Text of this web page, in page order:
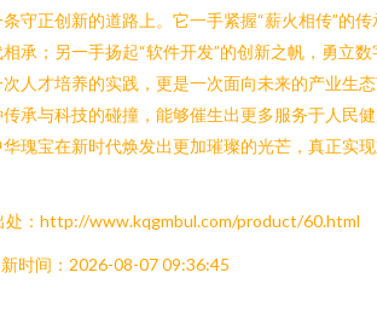
守正创新的道路上。它一手紧握“薪火相传”的传
承；另一手扬起“软件开发”的创新之帆，勇立数
人才培养的实践，更是一次面向未来的产业生
承与科技的碰撞，能够催生出更多服务于人民
瑰宝在新时代焕发出更加璀璨的光芒，真正实
处：http://www.kqgmbul.com/product/60.html
时间：2026-08-07 09:36:45